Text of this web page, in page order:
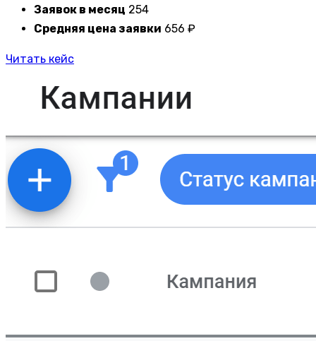
Заявок в месяц 254
Средняя цена заявки 656 ₽
Читать кейс